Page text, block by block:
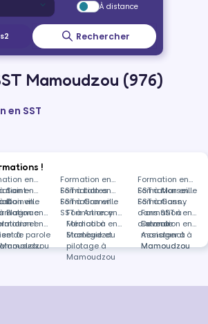
À distance
2 Rechercher
Mamoudzou (976)
en SST
!
en
Saint-
Formation en
SST à Lattes
Formation en
SST à Marseille
en
Dainville
Formation en
SST à Granville
Formation en
SST à Gasny
en
Blagnac
Formation en
SST à Annecy
Formations
dans SST à
distance
en
à
Formation en
Médical à
Mamoudzou
Formation en
Devenir
manager à
Mamoudzou
en
de parole
Formation en
Stratégie et
pilotage à
Mamoudzou
Formation en
Assistanat à
Mamoudzou